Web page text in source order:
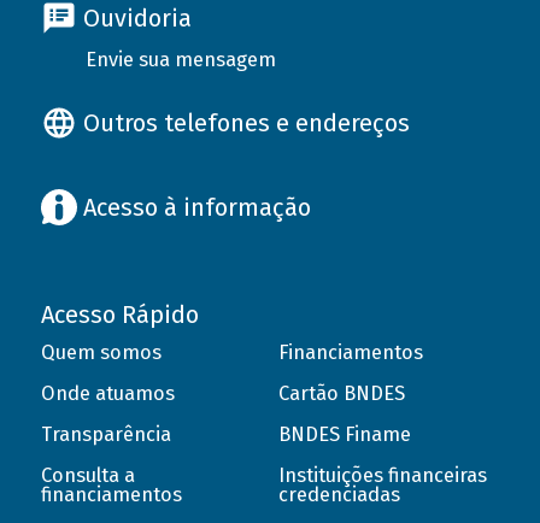
Ouvidoria
Envie sua mensagem
Outros telefones e endereços
Acesso à informação
Acesso Rápido
Quem somos
Onde atuamos
Transparência
Consulta a
financiamentos
Financiamentos
Cartão BNDES
BNDES Finame
Instituições financeiras
credenciadas